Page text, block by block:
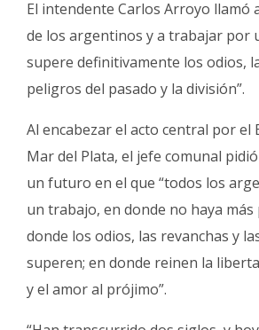
Fúnebres
El intendente Carlos Arroyo llamó
de los argentinos y a trabajar por
supere definitivamente los odios,
peligros del pasado y la división”.
Al encabezar el acto central por el
Mar del Plata, el jefe comunal
un futuro en el que “todos los
un trabajo, en donde no haya más
donde los odios, las revanchas y
superen; en donde reinen la
y el amor al prójimo”.